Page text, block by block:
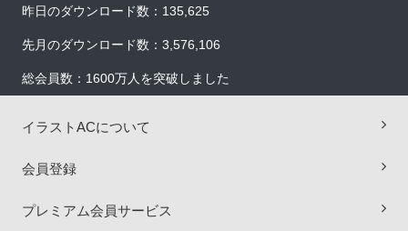
昨日のダウンロード数：135,625
先月のダウンロード数：3,576,106
総会員数：1600万人を突破しました
イラストACについて
会員登録
プレミアム会員サービス